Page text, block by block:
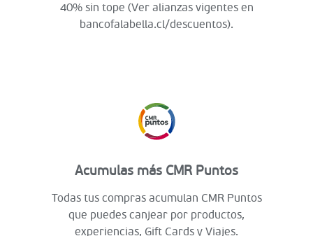
40% sin tope (Ver alianzas vigentes en
bancofalabella.cl/descuentos).
Acumulas más CMR Puntos
Todas tus compras acumulan CMR Puntos
que puedes canjear por productos,
experiencias, Gift Cards y Viajes.